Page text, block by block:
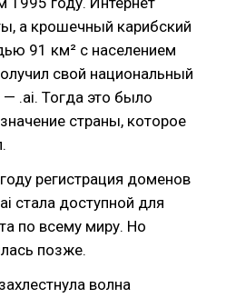
а крошечный карибский
91 км² с населением
свой национальный
.ai. Тогда это было
страны, которое
регистрация доменов
стала доступной для
по всему миру. Но
позже.
волна